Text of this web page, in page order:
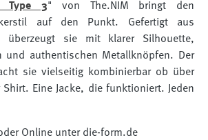
Type 3" von The.NIM bringt den
auf den Punkt. Gefertigt aus
überzeugt sie mit klarer Silhouette,
und authentischen Metallknöpfen. Der
sie vielseitig kombinierbar ob über
Eine Jacke, die funktioniert. Jeden
Online unter die-form.de